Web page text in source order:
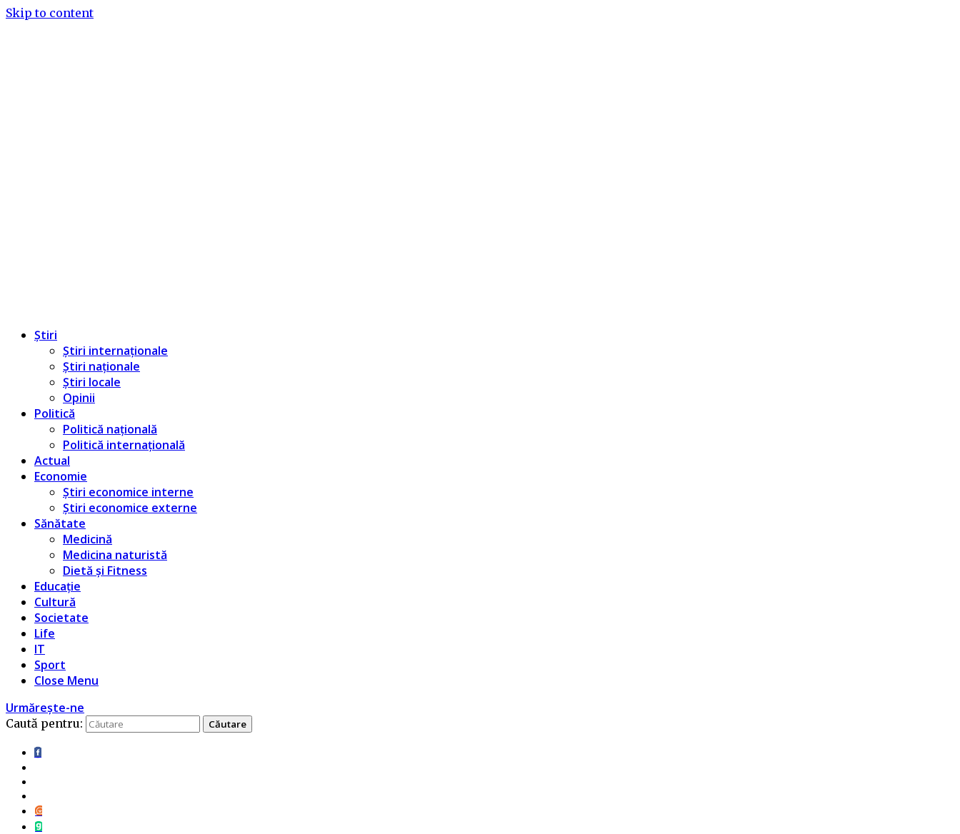
Skip to content
Știri
Știri internaționale
Știri naționale
Știri locale
Opinii
Politică
Politică națională
Politică internațională
Actual
Economie
Știri economice interne
Știri economice externe
Sănătate
Medicină
Medicina naturistă
Dietă și Fitness
Educație
Cultură
Societate
Life
IT
Sport
Close Menu
Urmărește-ne
Caută pentru: